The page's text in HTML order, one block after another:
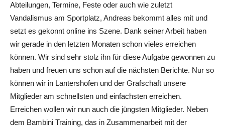
Abteilungen, Termine, Feste oder auch wie zuletzt
Vandalismus am Sportplatz, Andreas bekommt alles mit und
setzt es gekonnt online ins Szene. Dank seiner Arbeit haben
wir gerade in den letzten Monaten schon vieles erreichen
können. Wir sind sehr stolz ihn für diese Aufgabe gewonnen zu
haben und freuen uns schon auf die nächsten Berichte. Nur so
können wir in Lantershofen und der Grafschaft unsere
Mitglieder am schnellsten und einfachsten erreichen.
Erreichen wollen wir nun auch die jüngsten Mitglieder. Neben
dem Bambini Training, das in Zusammenarbeit mit der